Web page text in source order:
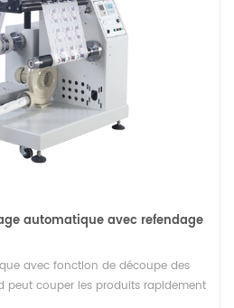
automatique avec refendage
avec fonction de découpe des
peut couper les produits rapidement